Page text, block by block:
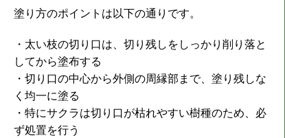
塗り方のポイントは以下の通りです。
・太い枝の切り口は、切り残しをしっかり削り落と
してから塗布する
・切り口の中心から外側の周縁部まで、塗り残しな
く均一に塗る
・特にサクラは切り口が枯れやすい樹種のため、必
ず処置を行う